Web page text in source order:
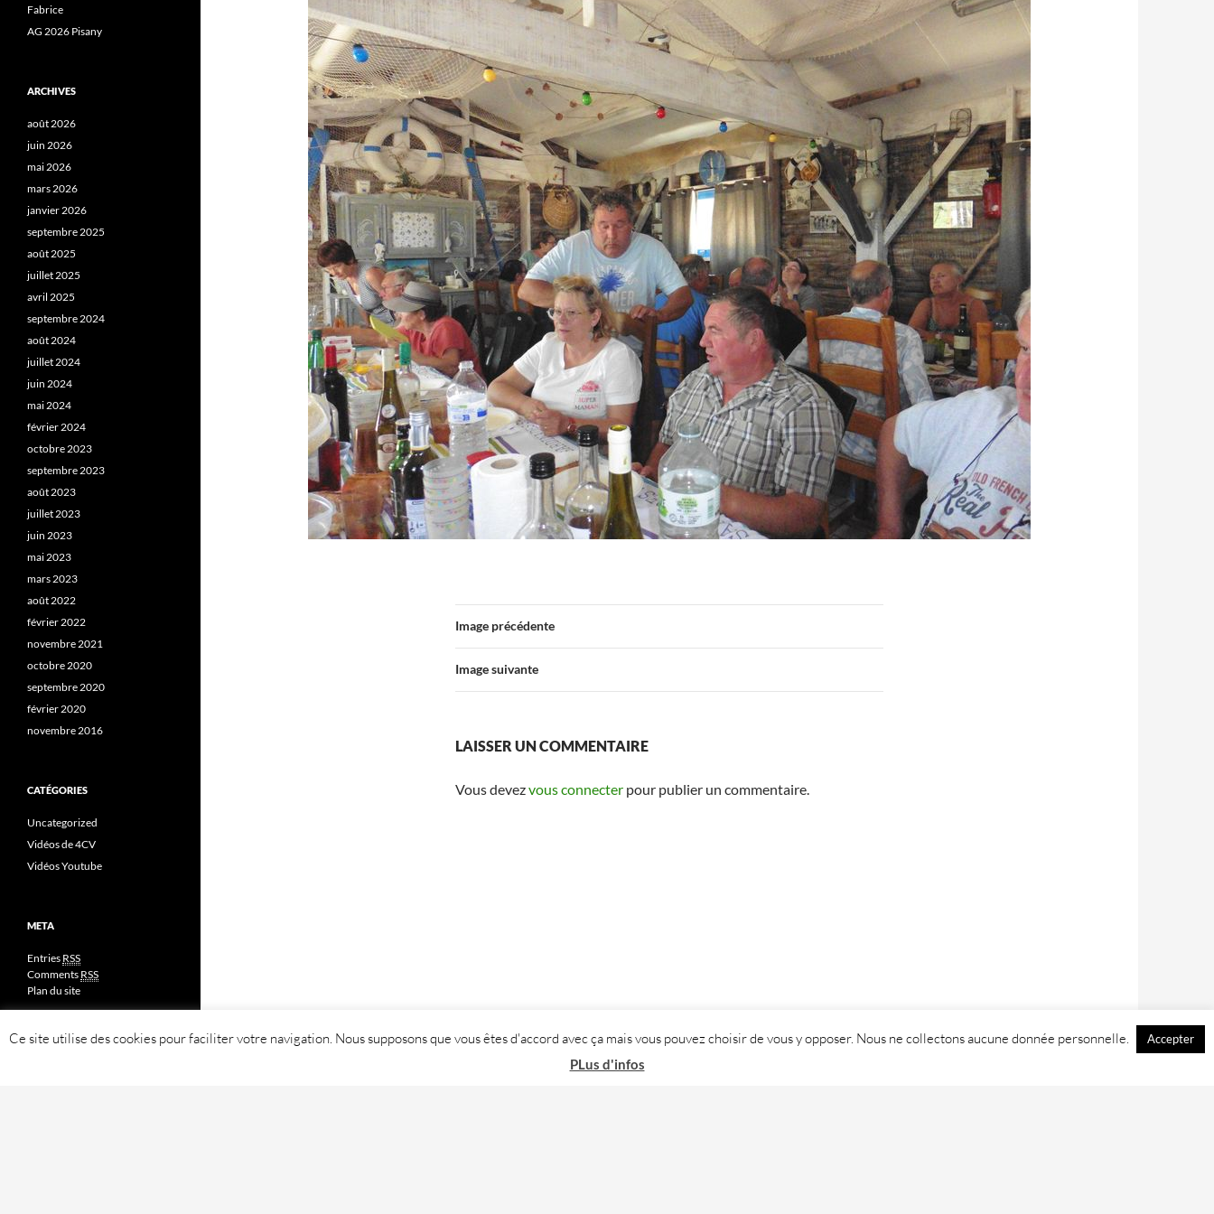
Image précédente
Image suivante
LAISSER UN COMMENTAIRE
Vous devezvous connecter pour publier un commentaire.
Fabrice
AG 2026 Pisany
ARCHIVES
août 2026
juin 2026
mai 2026
mars 2026
janvier 2026
septembre 2025
août 2025
juillet 2025
avril 2025
septembre 2024
août 2024
juillet 2024
juin 2024
mai 2024
février 2024
octobre 2023
septembre 2023
août 2023
juillet 2023
juin 2023
mai 2023
mars 2023
août 2022
février 2022
novembre 2021
octobre 2020
septembre 2020
février 2020
novembre 2016
CATÉGORIES
Uncategorized
Vidéos de 4CV
Vidéos Youtube
META
Entries RSS
Comments RSS
Plan du site
Ce site utilise des cookies pour faciliter votre navigation. Nous supposons que vous êtes d'accord avec ça mais vous pouvez choisir de vous y opposer. Nous ne collectons aucune donnée personnelle. Accepter
PLus d'infos